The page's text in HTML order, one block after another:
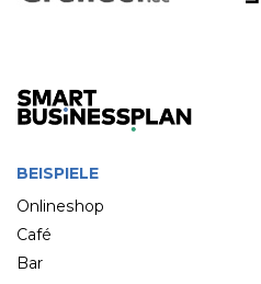
BEISPIELE
Onlineshop
Café
Bar